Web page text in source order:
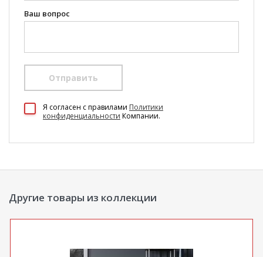
Ваш вопрос
Отправить
Я согласен c правилами Политики
конфиденциальности Компании.
Другие товары из коллекции